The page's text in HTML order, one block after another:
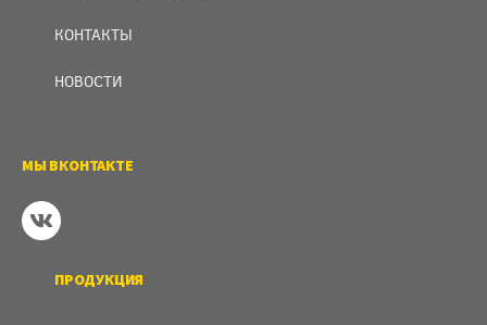
КОНТАКТЫ
НОВОСТИ
МЫ ВКОНТАКТЕ
ПРОДУКЦИЯ